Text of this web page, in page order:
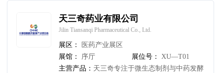
售，计算机软硬件及辅助设备批发，
计算机软硬件及辅助设备零售:信息
系统集成服务:技术服务、技术开
让，技术推广
天三奇药业有限公司
Jilin Tiansanqi Pharmaceutical Co., Ltd.
展区：
医药产业展区
展馆：
序厅 展位号：
XU—T01
主营产品： 天三奇专注于微生态制剂与中药发酵